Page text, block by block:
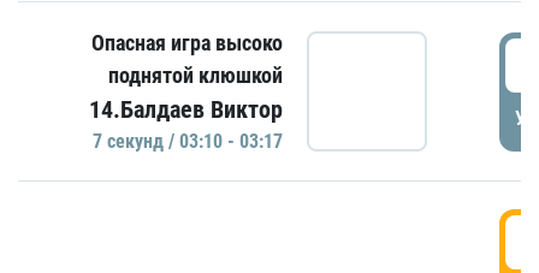
Опасная игра высоко
поднятой клюшкой
14.Балдаев Виктор
7 секунд / 03:10 - 03:17